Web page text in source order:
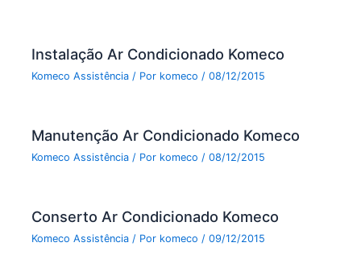
Instalação Ar Condicionado Komeco
Komeco Assistência / Por komeco /08/12/2015
Manutenção Ar Condicionado Komeco
Komeco Assistência / Por komeco /08/12/2015
Conserto Ar Condicionado Komeco
Komeco Assistência / Por komeco/09/12/2015